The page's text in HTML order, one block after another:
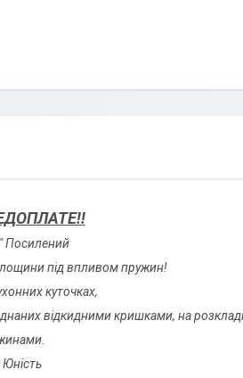
Посилений
під впливом пружин!
куточках,
відкидними кришками, на